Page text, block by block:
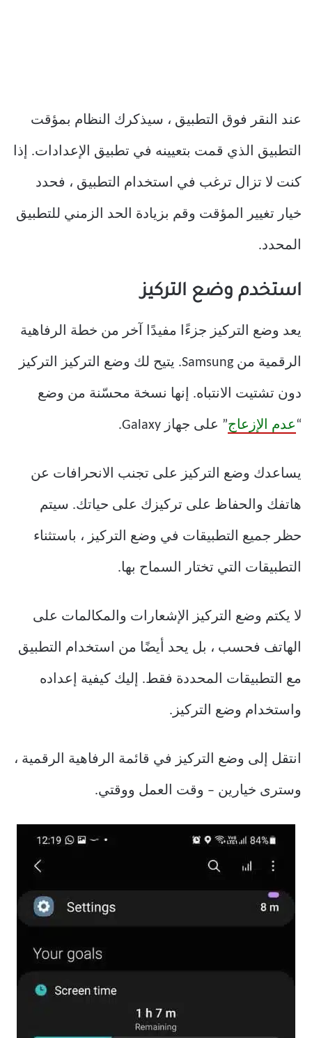
عند النقر فوق التطبيق ، سيذكرك النظام بمؤقت
التطبيق الذي قمت بتعيينه في تطبيق الإعدادات. إذا
كنت لا تزال ترغب في استخدام التطبيق ، فحدد
خيار تغيير المؤقت وقم بزيادة الحد الزمني للتطبيق
المحدد.
استخدم وضع التركيز
يعد وضع التركيز جزءًا مفيدًا آخر من خطة الرفاهية
الرقمية من Samsung. يتيح لك وضع التركيز التركيز
دون تشتيت الانتباه. إنها نسخة محسّنة من وضع
“ عدم الإزعاج” على جهاز Galaxy.
يساعدك وضع التركيز على تجنب الانحرافات عن
هاتفك والحفاظ على تركيزك على حياتك. سيتم
حظر جميع التطبيقات في وضع التركيز ، باستثناء
التطبيقات التي تختار السماح بها.
لا يكتم وضع التركيز الإشعارات والمكالمات على
الهاتف فحسب ، بل يحد أيضًا من استخدام التطبيق
مع التطبيقات المحددة فقط. إليك كيفية إعداده
واستخدام وضع التركيز.
انتقل إلى وضع التركيز في قائمة الرفاهية الرقمية ،
وسترى خيارين – وقت العمل ووقتي.